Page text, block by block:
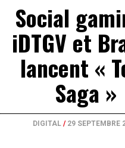
Social
iDTGV et
lancent «
Saga »
DIGITAL / 29 SEPTEMBRE